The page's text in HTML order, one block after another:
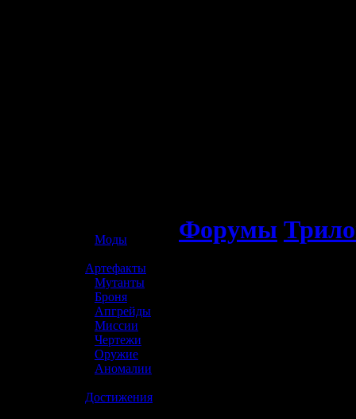
Моды
Артефакты
Мутанты
Броня
Апгрейды
Миссии
Чертежи
Оружие
Аномалии
Достижения
Форумы